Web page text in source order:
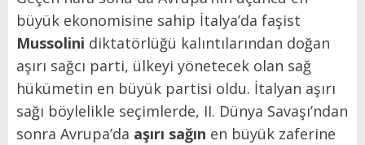
büyük ekonomisine sahip İtalya’da faşist
Mussolini diktatörlüğü kalıntılarından doğan
aşırı sağcı parti, ülkeyi yönetecek olan sağ
hükümetin en büyük partisi oldu. İtalyan aşırı
sağı böylelikle seçimlerde, II. Dünya Savaşı’ndan
sonra Avrupa’da aşırı sağın en büyük zaferine